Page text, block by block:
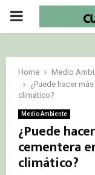
PRIMARY
Home
Medio
¿Puede hacer
climático?
Medio Ambiente
¿Puede
cementera
climático?